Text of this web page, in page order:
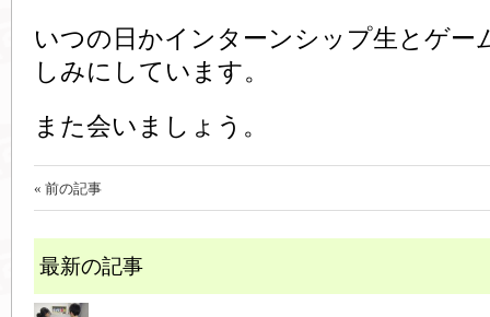
いつの日かインターンシップ生とゲー
しみにしています。
また会いましょう。
« 前の記事
最新の記事